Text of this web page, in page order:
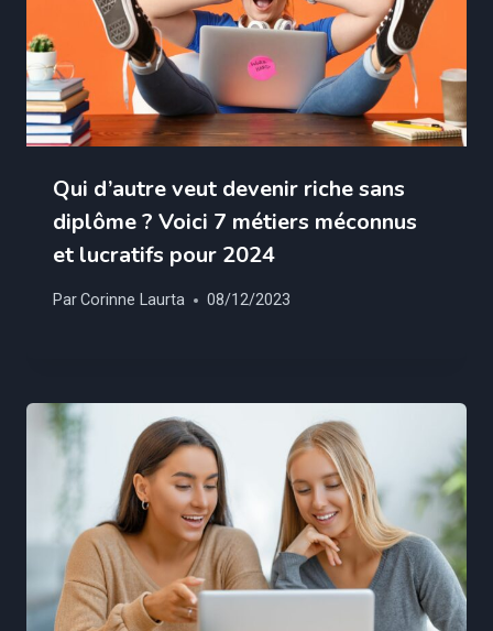
Qui d’autre veut devenir riche sans
diplôme ? Voici 7 métiers méconnus
et lucratifs pour 2024
ParCorinne Laurta 08/12/2023